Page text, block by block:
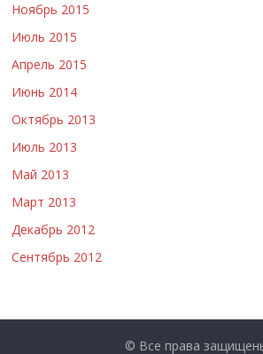
Ноябрь 2015
Июль 2015
Апрель 2015
Июнь 2014
Октябрь 2013
Июль 2013
Май 2013
Март 2013
Декабрь 2012
Сентябрь 2012
© Все права